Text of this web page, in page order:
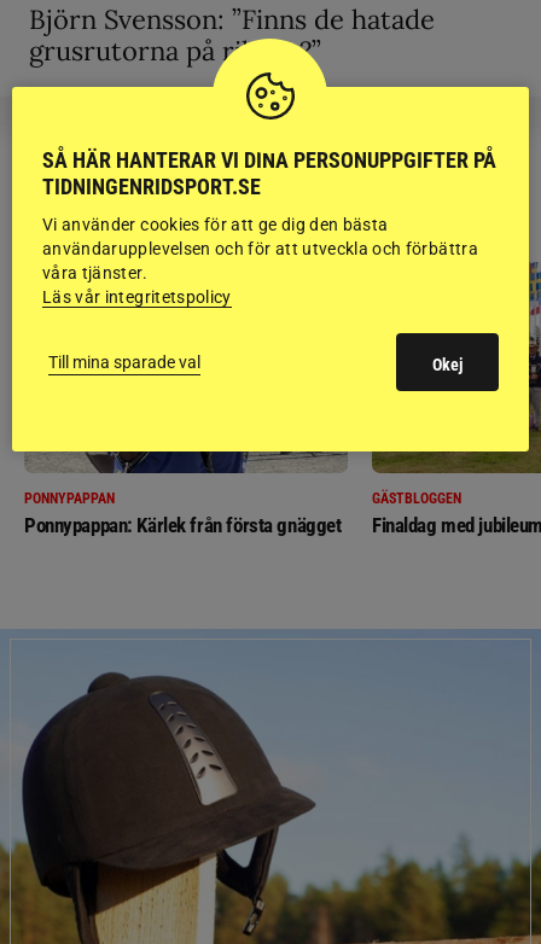
Björn Svensson: ”Finns de hatade
grusrutorna på riktigt?”
BLOGGAR
PONNYPAPPAN
Ponnypappan: Kärlek från första gnägget
GÄSTBLOGGEN
Finaldag med
SÅ HÄR HANTERAR VI DINA PERSONUPPGIFTER PÅ
TIDNINGENRIDSPORT.SE
Vi använder cookies för att ge dig den bästa
användarupplevelsen och för att utveckla och förbättra
våra tjänster.
Läs vår integritetspolicy
Till mina sparade val Okej